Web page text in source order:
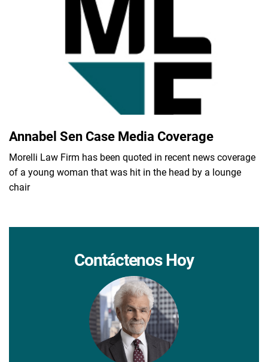
Annabel Sen Case Media Coverage
Morelli Law Firm has been quoted in recent news coverage
of a young woman that was hit in the head by a lounge
chair
Contáctenos Hoy